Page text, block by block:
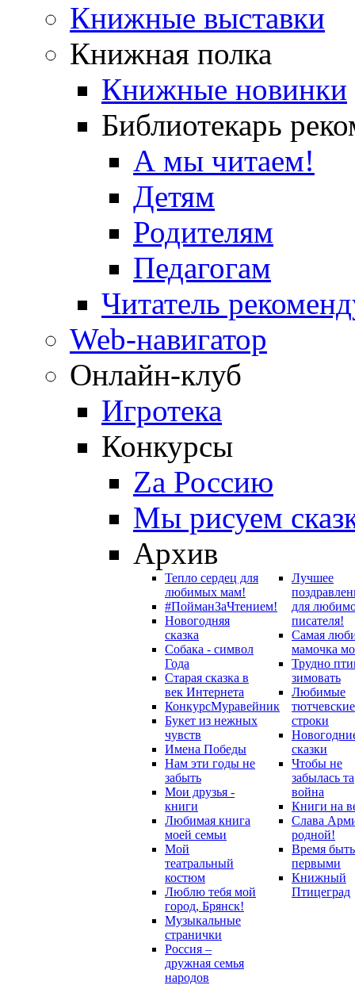
Книжные выставки
Книжная полка
Книжные новинки
Библиотекарь
А мы читаем!
Детям
Родителям
Педагогам
Читатель
Web-навигатор
Онлайн-клуб
Игротека
Конкурсы
Zа Россию
Мы рисуем
Архив
Тепло сердец для
любимых мам!
#ПойманЗаЧтением!
Новогодняя
сказка
Собака - символ
Года
Старая сказка в
век Интернета
КонкурсМуравейник
Букет из нежных
чувств
Имена Победы
Нам эти годы не
забыть
Мои друзья -
книги
Любимая книга
моей семьи
Мой
театральный
костюм
Люблю тебя мой
город, Брянск!
Музыкальные
странички
Россия –
дружная семья
народов
Лучшее
для
писателя!
Самая
мамочка
Трудно
зимовать
Любимые
тютчевские
строки
сказки
Чтобы не
забылась та
война
Книги на
Слава
родной!
Время быть
первыми
Книжный
Птицеград